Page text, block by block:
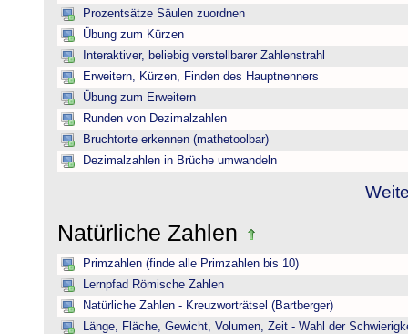
Prozentsätze Säulen zuordnen
Übung zum Kürzen
Interaktiver, beliebig verstellbarer Zahlenstrahl
Erweitern, Kürzen, Finden des Hauptnenners
Übung zum Erweitern
Runden von Dezimalzahlen
Bruchtorte erkennen (mathetoolbar)
Dezimalzahlen in Brüche umwandeln
Natürliche Zahlen
Primzahlen (finde alle Primzahlen bis 10)
Lernpfad Römische Zahlen
Natürliche Zahlen - Kreuzworträtsel (Bartberger)
Länge, Fläche, Gewicht, Volumen, Zeit - Wahl der